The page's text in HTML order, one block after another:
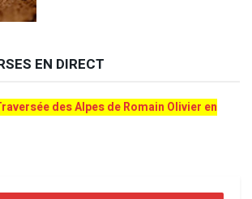
EN DIRECT
des Alpes de Romain Olivier en